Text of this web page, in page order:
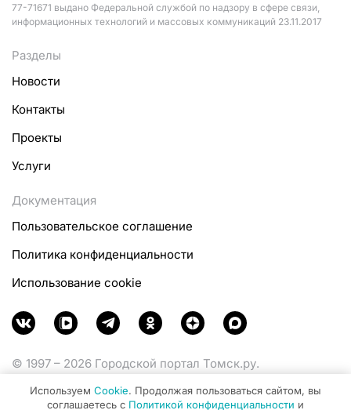
77-71671 выдано Федеральной службой по надзору в сфере связи,
информационных технологий и массовых коммуникаций 23.11.2017
Разделы
Новости
Контакты
Проекты
Услуги
Документация
Пользовательское соглашение
Политика конфиденциальности
Использование cookie
© 1997 – 2026 Городской портал Томск.ру.
Министерства цифрового развития, связи и массовых
Используем Cookie. Продолжая пользоваться сайтом, вы
соглашаетесь с Политикой конфиденциальности и